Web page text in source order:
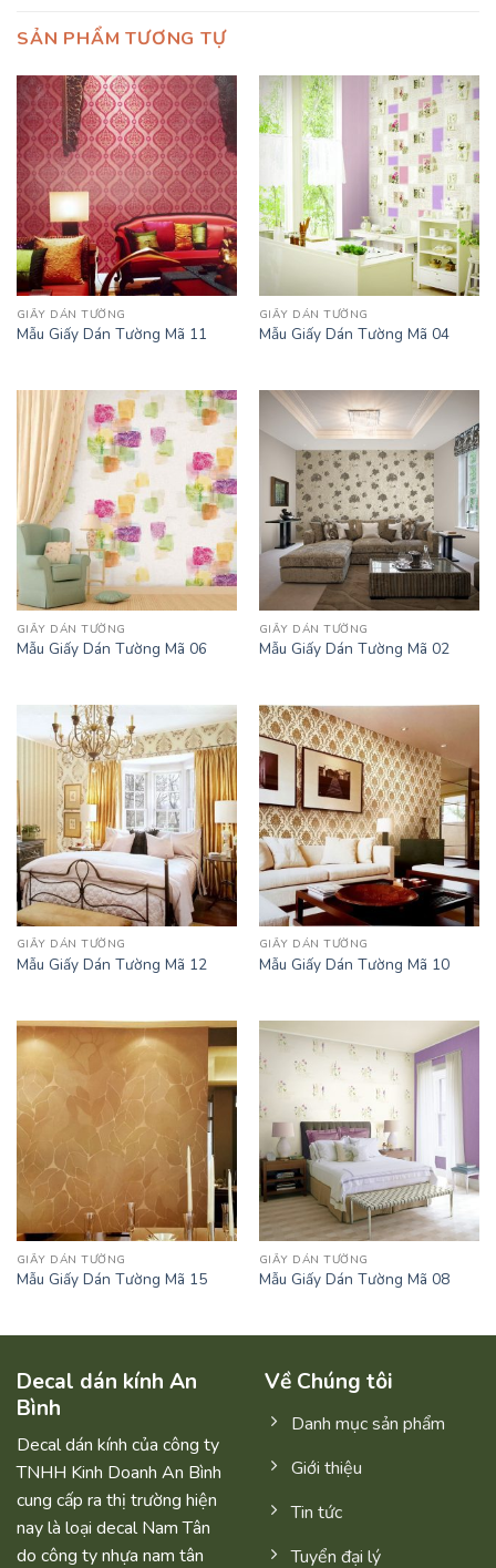
SẢN PHẨM TƯƠNG TỰ
GIẤY DÁN TƯỜNG
Mẫu Giấy Dán Tường Mã 11
GIẤY DÁN TƯỜNG
Mẫu Giấy Dán Tường Mã 04
GIẤY DÁN TƯỜNG
Mẫu Giấy Dán Tường Mã 06
GIẤY DÁN TƯỜNG
Mẫu Giấy Dán Tường Mã 02
GIẤY DÁN TƯỜNG
Mẫu Giấy Dán Tường Mã 12
GIẤY DÁN TƯỜNG
Mẫu Giấy Dán Tường Mã 10
GIẤY DÁN TƯỜNG
Mẫu Giấy Dán Tường Mã 15
GIẤY DÁN TƯỜNG
Mẫu Giấy Dán Tường Mã 08
Decal dán kính An
Bình
Decal dán kính của công ty
TNHH Kinh Doanh An Bình
cung cấp ra thị trường hiện
nay là loại decal Nam Tân
do công ty nhựa nam tân
Về Chúng tôi
Danh mục sản phẩm
Giới thiệu
Tin tức
Tuyển đại lý